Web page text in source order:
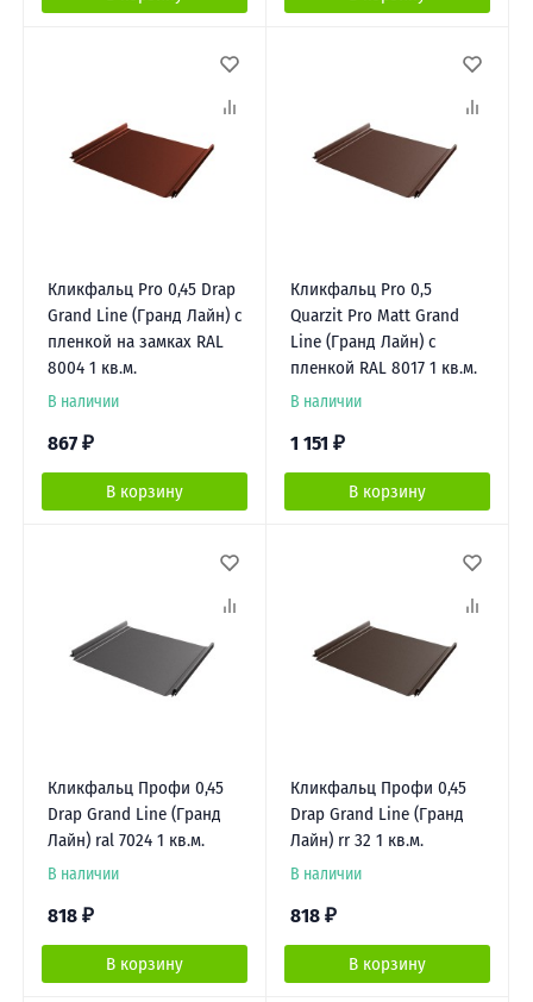
Кликфальц Pro 0,45 Drap
Grand Line (Гранд Лайн) с
пленкой на замках RAL
8004 1 кв.м.
В наличии
867 ₽
В корзину
Кликфальц Pro 0,5
Quarzit Pro Matt Grand
Line (Гранд Лайн) с
пленкой RAL 8017 1 кв.м.
В наличии
1 151 ₽
В корзину
Кликфальц Профи 0,45
Drap Grand Line (Гранд
Лайн) ral 7024 1 кв.м.
В наличии
818 ₽
В корзину
Кликфальц Профи 0,45
Drap Grand Line (Гранд
Лайн) rr 32 1 кв.м.
В наличии
818 ₽
В корзину